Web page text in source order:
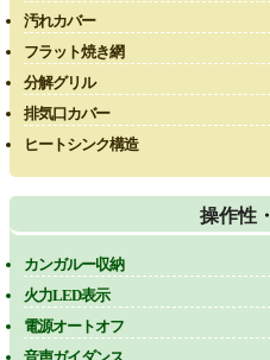
汚れカバー
フラット焼き網
分解グリル
排気口カバー
ヒートシンク構造
操作性
カンガルー収納
火力LED表示
電源オートオフ